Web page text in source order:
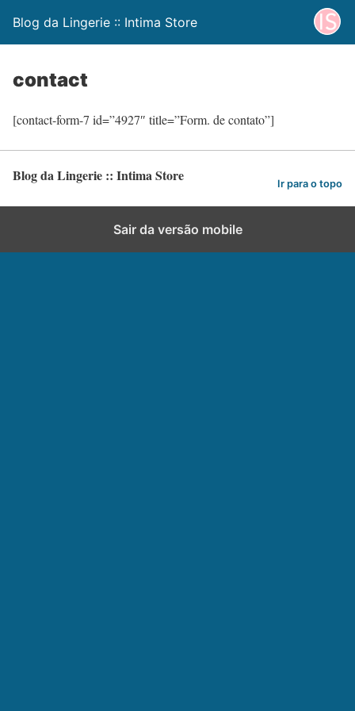
Blog da Lingerie :: Intima Store
contact
[contact-form-7 id=”4927″ title=”Form. de contato”]
Blog da Lingerie :: Intima Store Ir para o topo
Sair da versão mobile